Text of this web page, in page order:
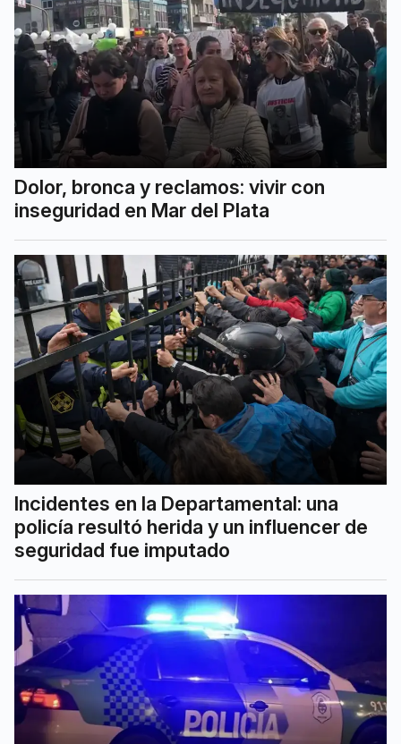
Dolor, bronca y reclamos: vivir con
inseguridad en Mar del Plata
Incidentes en la Departamental: una
policía resultó herida y un influencer de
seguridad fue imputado